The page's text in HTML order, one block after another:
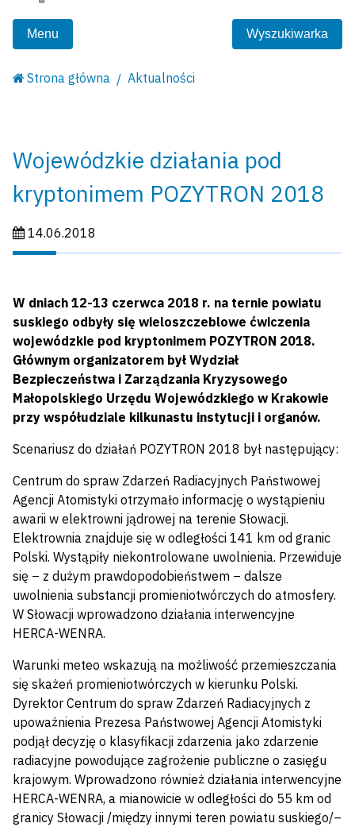
Menu Wyszukiwarka
Strona główna Aktualności
Wojewódzkie działania pod
kryptonimem POZYTRON 2018
Data publikacji:
14.06.2018
W dniach 12-13 czerwca 2018 r. na ternie powiatu
suskiego odbyły się wieloszczeblowe ćwiczenia
wojewódzkie pod kryptonimem POZYTRON 2018.
Głównym organizatorem był Wydział
Bezpieczeństwa i Zarządzania Kryzysowego
Małopolskiego Urzędu Wojewódzkiego w Krakowie
przy współudziale kilkunastu instytucji i organów.
Scenariusz do działań POZYTRON 2018 był następujący:
Centrum do spraw Zdarzeń Radiacyjnych Państwowej
Agencji Atomistyki otrzymało informację o wystąpieniu
awarii w elektrowni jądrowej na terenie Słowacji.
Elektrownia znajduje się w odległości 141 km od granic
Polski. Wystąpiły niekontrolowane uwolnienia. Przewiduje
się – z dużym prawdopodobieństwem – dalsze
uwolnienia substancji promieniotwórczych do atmosfery.
W Słowacji wprowadzono działania interwencyjne
HERCA-WENRA.
Warunki meteo wskazują na możliwość przemieszczania
się skażeń promieniotwórczych w kierunku Polski.
Dyrektor Centrum do spraw Zdarzeń Radiacyjnych z
upoważnienia Prezesa Państwowej Agencji Atomistyki
podjął decyzję o klasyfikacji zdarzenia jako zdarzenie
radiacyjne powodujące zagrożenie publiczne o zasięgu
krajowym. Wprowadzono również działania interwencyjne
HERCA-WENRA, a mianowicie w odległości do 55 km od
granicy Słowacji /między innymi teren powiatu suskiego/–